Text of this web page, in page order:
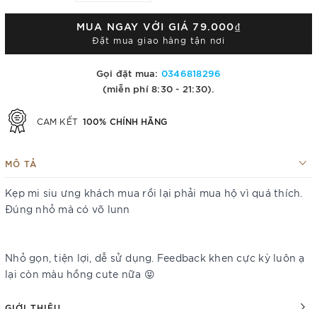
MUA NGAY VỚI GIÁ 79.000₫
Đặt mua giao hàng tận nơi
Gọi đặt mua: 0346818296
(miễn phí 8:30 - 21:30).
CAM KẾT 100% CHÍNH HÃNG
MÔ TẢ
Kẹp mi siu ưng khách mua rồi lại phải mua hộ vì quá thích.
Đúng nhỏ mà có võ lunn
Nhỏ gọn, tiện lợi, dễ sử dụng. Feedback khen cực kỳ luôn ạ
lại còn màu hồng cute nữa 😝